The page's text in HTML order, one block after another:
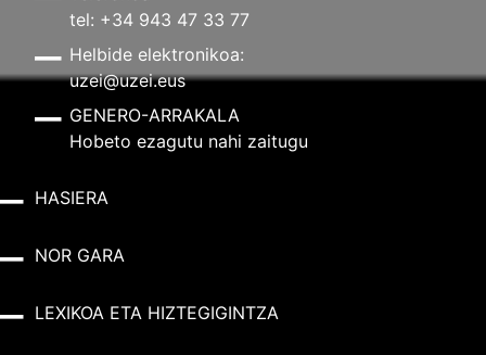
tel: +34 943 47 33 77
Helbide elektronikoa:
uzei@uzei.eus
GENERO-ARRAKALA
Hobeto ezagutu nahi zaitugu
HASIERA
NOR GARA
LEXIKOA ETA HIZTEGIGINTZA